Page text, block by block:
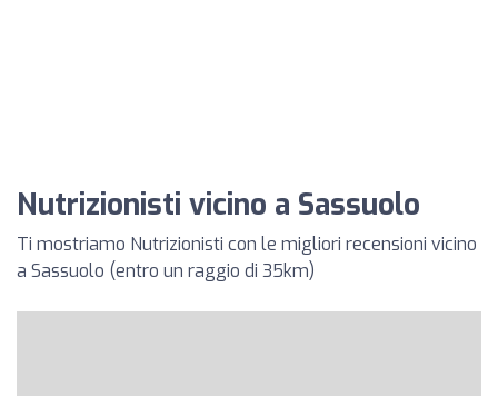
Nutrizionisti vicino a Sassuolo
Ti mostriamo Nutrizionisti con le migliori recensioni vicino
a Sassuolo (entro un raggio di 35km)